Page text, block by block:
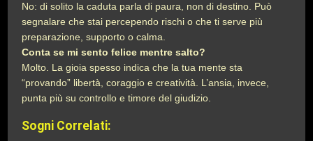
No: di solito la caduta parla di paura, non di destino. Può
segnalare che stai percependo rischi o che ti serve più
preparazione, supporto o calma.
Conta se mi sento felice mentre salto?
Molto. La gioia spesso indica che la tua mente sta
“provando” libertà, coraggio e creatività. L’ansia, invece,
punta più su controllo e timore del giudizio.
Sogni Correlati: